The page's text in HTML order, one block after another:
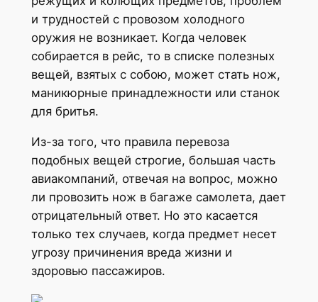
и трудностей с провозом холодного
оружия не возникает. Когда человек
собирается в рейс, то в списке полезных
вещей, взятых с собою, может стать нож,
маникюрные принадлежности или станок
для бритья.
Из-за того, что правила перевоза
подобных вещей строгие, большая часть
авиакомпаний, отвечая на вопрос, можно
ли провозить нож в багаже самолета, дает
отрицательный ответ. Но это касается
только тех случаев, когда предмет несет
угрозу причинения вреда жизни и
здоровью пассажиров.